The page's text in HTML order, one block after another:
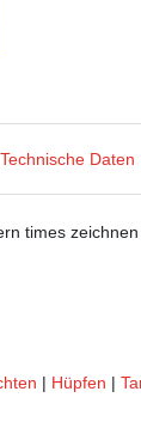
Technische Daten
times
| Hüpfen |